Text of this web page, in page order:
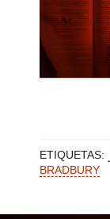
ETIQUETAS:
BRADBURY